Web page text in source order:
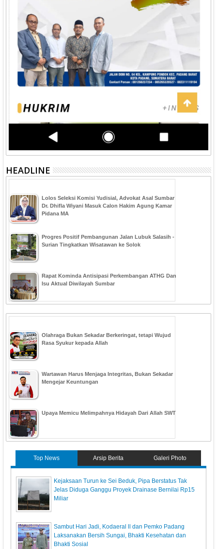
HEADLINE
‎Lolos Seleksi Komisi Yudisial, Advokat Asal Sumbar
Dr. Dhifla Wiyani Masuk Calon Hakim Agung Kamar
Pidana MA
Progres Positif Pembangunan Jalan Lubuk Salasih -
Surian Tingkatkan Wisatawan ke Solok
Rapat Kominda Antisipasi Perkembangan ATHG Dan
Isu Aktual Diwilayah Sumbar
Olahraga Bukan Sekadar Berkeringat, tetapi Wujud
Rasa Syukur kepada Allah
Wartawan Harus Menjaga Integritas, Bukan Sekadar
Mengejar Keuntungan
Upaya Memicu Melimpahnya Hidayah Dari Allah SWT
Top News Arsip Berita Galeri Photo
Kejaksaan Turun ke Sei Beduk, Pipa Berstatus Tak
Jelas Diduga Ganggu Proyek Drainase Bernilai Rp15
Miliar
Sambut Hari Jadi, Kodaeral ll dan Pemko Padang
Laksanakan Bersih Sungai, Bhakti Kesehatan dan
Bhakti Sosial